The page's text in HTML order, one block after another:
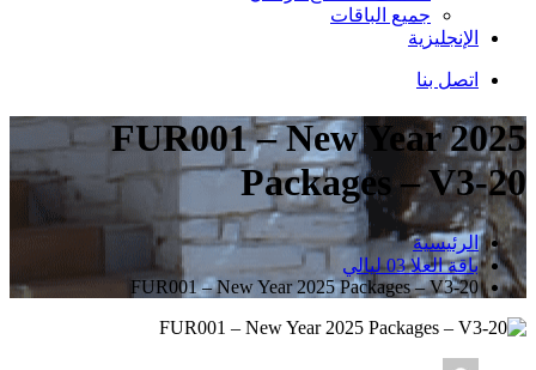
جميع الباقات
الإنجليزية
اتصل بنا
FUR001 – New Year 2025
Packages – V3-20
الرئيسية
باقة العلا 03 ليالي
FUR001 – New Year 2025 Packages – V3-20